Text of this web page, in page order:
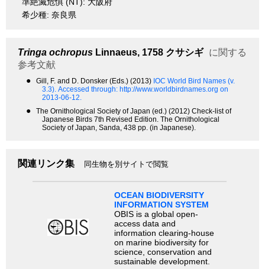
希少種: 奈良県
Tringa ochropus Linnaeus, 1758 クサシギ に関する
参考文献
● Gill, F. and D. Donsker (Eds.) (2013) IOC World Bird Names (v.
3.3). Accessed through: http://www.worldbirdnames.org on
2013-06-12.
●
The Ornithological Society of Japan (ed.) (2012) Check-list of
Japanese Birds 7th Revised Edition. The Ornithological
Society of Japan, Sanda, 438 pp. (in Japanese).
関連リンク集 同生物を別サイトで閲覧
OCEAN BIODIVERSITY
INFORMATION SYSTEM
OBIS is a global open-
access data and
information clearing-house
on marine biodiversity for
science, conservation and
sustainable development.